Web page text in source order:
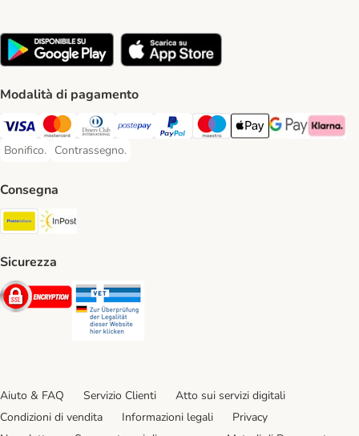
Modalità di pagamento
Visa. Payment Method
Mastercard. Payment Method
Diners Club. Payment Method
Postepay. Payment Method
PayPal. Payment Method
Maestro. Payment Method
Apple pay. Payment
Google Pay
Klarna
Bonifico.
Bonifico. Payment Method
Contrassegno.
Contrassegno. Payment Method
Consegna
Poste Italiane. Shipping Method
Sicurezza
Security
Aiuto & FAQ Servizio Clienti
Atto sui servizi digitali
Condizioni di vendita
Informazioni legali
Privacy